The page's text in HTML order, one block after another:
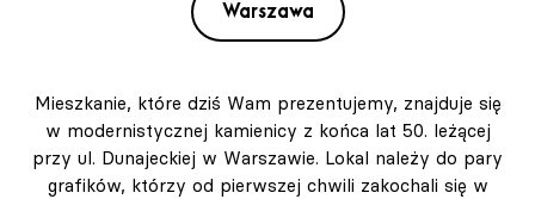
Warszawa
Mieszkanie, które dziś Wam prezentujemy, znajduje się
w modernistycznej kamienicy z końca lat 50. leżącej
przy ul. Dunajeckiej w Warszawie. Lokal należy do pary
grafików, którzy od pierwszej chwili zakochali się w